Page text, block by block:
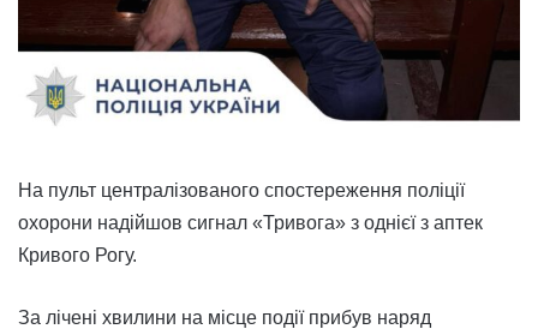
На пульт централізованого спостереження поліції
охорони надійшов сигнал «Тривога» з однієї з аптек
Кривого Рогу.
За лічені хвилини на місце події прибув наряд